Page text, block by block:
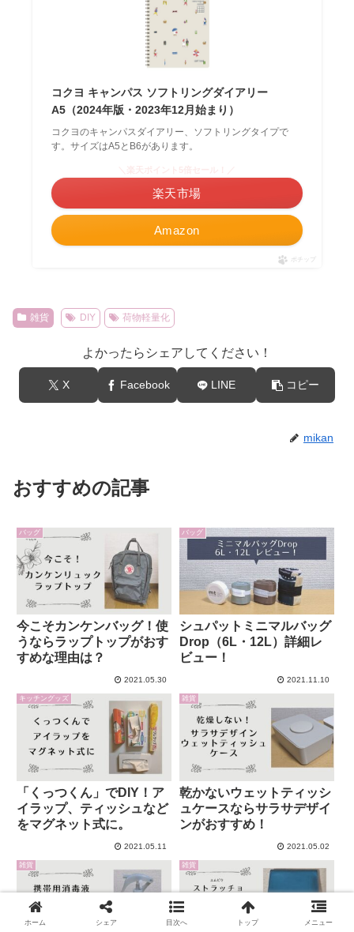
コクヨ キャンパス ソフトリングダイアリー
A5（2024年版・2023年12月始まり）
コクヨのキャンパスダイアリー、ソフトリングタイプで
す。サイズはA5とB6があります。
Amazon
楽天市場
ポチップ
雑貨 DIY 荷物軽量化
よかったらシェアしてください！
X Facebook LINE コピー
mikan
おすすめの記事
バッグ
今こそカンケンバッグ！使
うならラップトップがおす
すめな理由は？
2021.05.30
バッグ
シュパットミニマルバッグ
Drop（6L・12L）詳細レ
ビュー！
2021.11.10
キッチングッズ
「くっつくん」でDIY！ア
イラップ、ティッシュなど
をマグネット式に。
2021.05.11
雑貨
乾かないウェットティッシ
ュケースならサラサデザイ
ンがおすすめ！
2021.05.02
雑貨 雑貨
ホーム シェア 目次へ トップ メニュー